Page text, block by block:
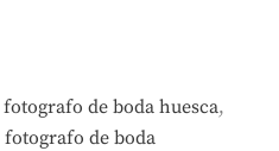
fotografo de boda huesca,
fotografo de boda